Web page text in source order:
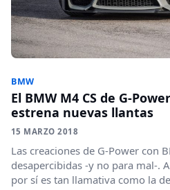
BMW
El BMW M4 CS de G-
estrena nuevas llantas
15 MARZO 2018
Las creaciones de G-Power con
desapercibidas -y no para mal-.
por sí es tan llamativa como la